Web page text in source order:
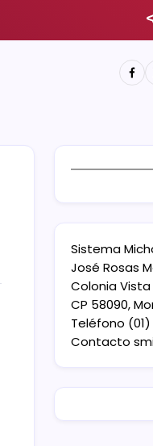
Sistema
José Rosas
Colonia Vista
CP 58090,
Teléfono (01)
Contacto